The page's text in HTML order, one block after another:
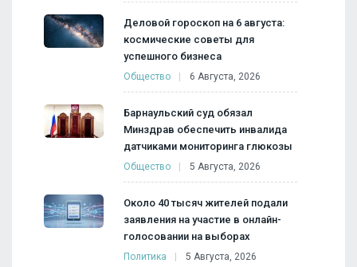
Деловой гороскоп на 6 августа:
космические советы для
успешного бизнеса
Общество 6 Августа, 2026
Барнаульский суд обязал
Минздрав обеспечить инвалида
датчиками мониторинга глюкозы
Общество 5 Августа, 2026
Около 40 тысяч жителей подали
заявления на участие в онлайн-
голосовании на выборах
Политика 5 Августа, 2026